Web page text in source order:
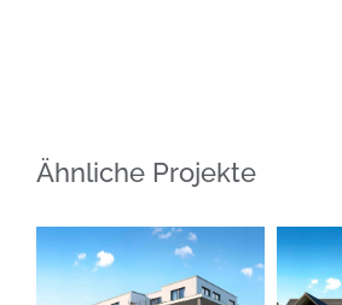
Ähnliche Projekte